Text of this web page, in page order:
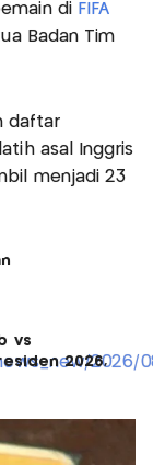
di FIFA
Badan Tim
daftar
asal Inggris
menjadi 23
vs
2026,